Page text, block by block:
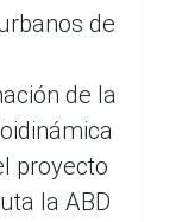
de
de la
proyecto
la ABD